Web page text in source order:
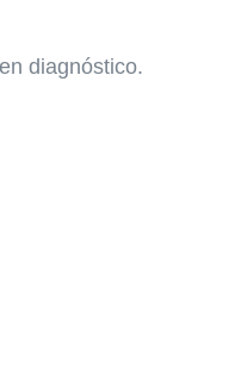
diagnóstico.